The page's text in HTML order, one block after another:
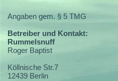
Angaben gem. § 5 TMG
Betreiber und Kontakt:
Rummelsnuff
Roger Baptist
Köllnische Str.7
12439 Berlin